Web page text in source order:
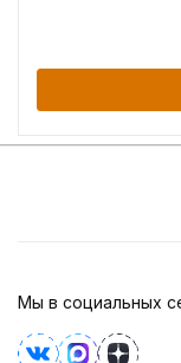
Мы в социальных